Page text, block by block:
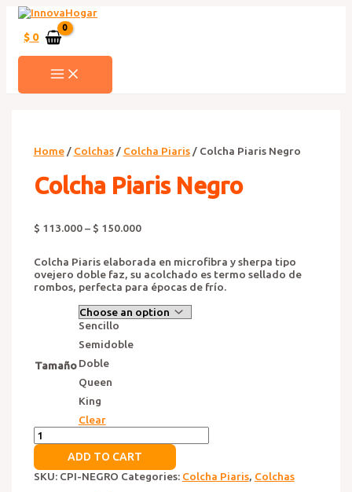
contenido
$ 0
MAIN
MENU
Home/ Colchas/ Colcha Piaris/ Colcha Piaris Negro
Colcha Piaris Negro
$ 113.000– $ 150.000
Colcha Piaris elaborada en microfibra y sherpa tipo
ovejero doble faz, su acolchado es termo sellado de
rombos, perfecta para épocas de frío.
Tamaño
Sencillo
Semidoble
Doble
Queen
King
Clear
Colcha
Piaris
quantity
ADD TO CART
SKU: CPI-NEGRO Categories: Colcha Piaris, Colchas